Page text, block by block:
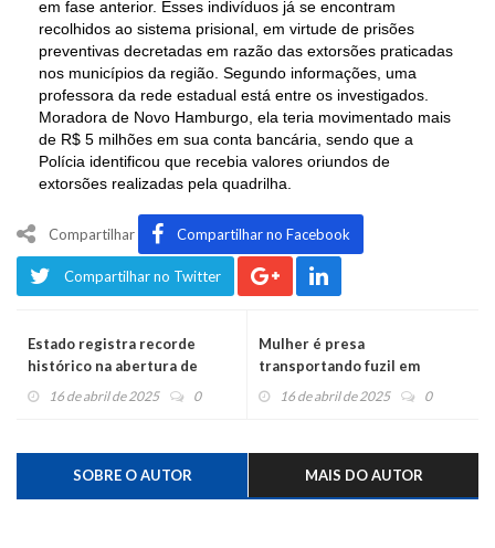
em fase anterior. Esses indivíduos já se encontram
recolhidos ao sistema prisional, em virtude de prisões
preventivas decretadas em razão das extorsões praticadas
nos municípios da região. Segundo informações, uma
professora da rede estadual está entre os investigados.
Moradora de Novo Hamburgo, ela teria movimentado mais
de R$ 5 milhões em sua conta bancária, sendo que a
Polícia identificou que recebia valores oriundos de
extorsões realizadas pela quadrilha.
Compartilhar Compartilhar no Facebook
Compartilhar no Twitter
Estado registra recorde
histórico na abertura de
empresas no primeiro
16 de abril de 2025 0
Mulher é presa
transportando fuzil em
ônibus na BR-386
16 de abril de 2025 0
SOBRE O AUTOR MAIS DO AUTOR